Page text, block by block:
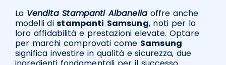
La Vendita Stampanti Albanellaoffre anche
modelli distampanti Samsung, noti per la
loro affidabilità e prestazioni elevate. Optare
per marchi comprovati come Samsung
significa investire in qualità e sicurezza, due